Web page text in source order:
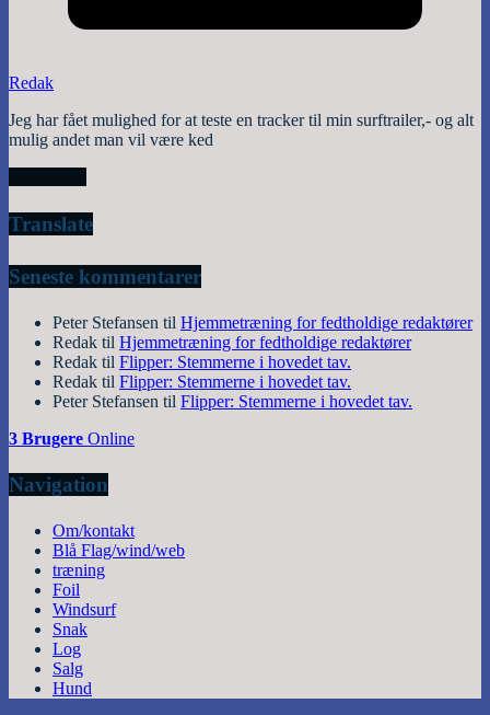
Redak
Jeg har fået mulighed for at teste en tracker til min surftrailer,- og alt
mulig andet man vil være ked
Translate
Seneste kommentarer
Peter Stefansen til Hjemmetræning for fedtholdige redaktører
Redak til Hjemmetræning for fedtholdige redaktører
Redak til Flipper: Stemmerne i hovedet tav.
Redak til Flipper: Stemmerne i hovedet tav.
Peter Stefansen til Flipper: Stemmerne i hovedet tav.
3 Brugere Online
Navigation
Om/kontakt
Blå Flag/wind/web
træning
Foil
Windsurf
Snak
Log
Salg
Hund